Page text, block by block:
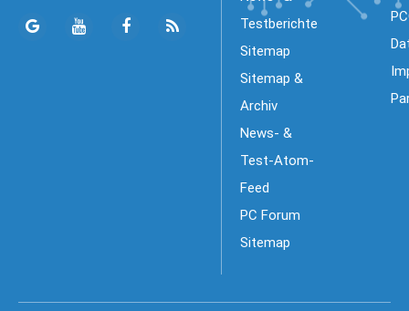
Testberichte
Sitemap
Sitemap &
Archiv
News- &
Test-Atom-
Feed
PC Forum
Sitemap